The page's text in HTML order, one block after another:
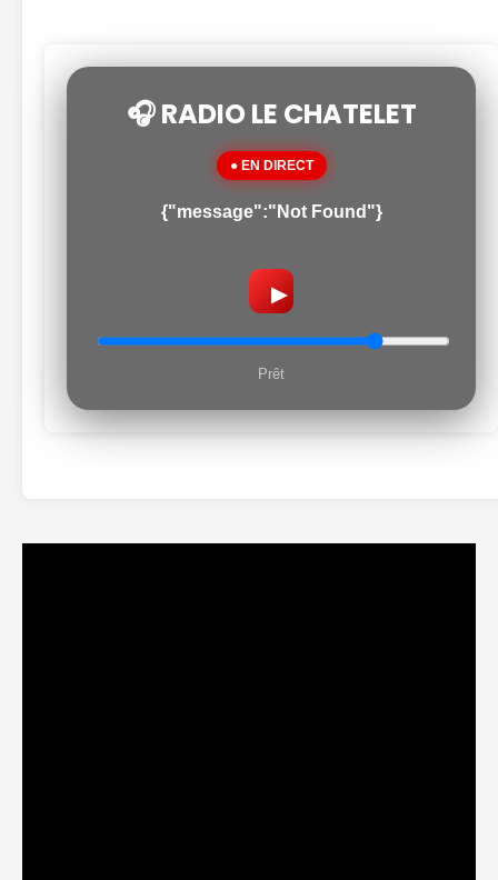
🎧 RADIO LE CHATELET
● EN DIRECT
{"message":"Not Found"}
▶
Prêt